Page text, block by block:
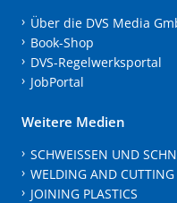
Über die DVS Media
Book-Shop
DVS-Regelwerksportal
JobPortal
Weitere Medien
SCHWEISSEN UND
WELDING AND CUTTING
JOINING PLASTICS